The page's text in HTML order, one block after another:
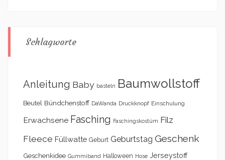
Schlagworte
Anleitung Baby basteln Baumwollstoff
Beutel Bündchenstoff DaWanda Druckknopf Einschulung
Erwachsene Fasching Faschingskostüm Filz
Fleece Füllwatte Geburt Geburtstag Geschenk
Geschenkidee Gummiband Halloween Hose Jerseystoff